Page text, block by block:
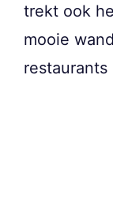
trekt ook
mooie